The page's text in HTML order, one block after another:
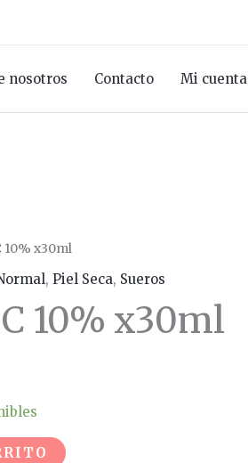
nosotros Contacto Mi cuenta
10% x30ml
, Piel Seca, Sueros
10% x30ml